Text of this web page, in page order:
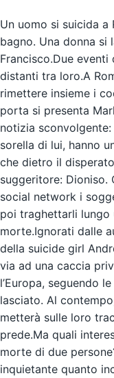
Un uomo si suicida a
bagno. Una donna si
Francisco.Due
distanti tra loro.A
rimettere insieme i
porta si presenta
notizia
sorella di lui, hanno
che dietro il
suggeritore: Dioniso.
social network i
poi traghettarli lungo
morte.Ignorati dalle
della suicide girl
via ad una caccia
l’Europa, seguendo
lasciato. Al
metterà sulle loro
prede.Ma quali
morte di due
inquietante quanto